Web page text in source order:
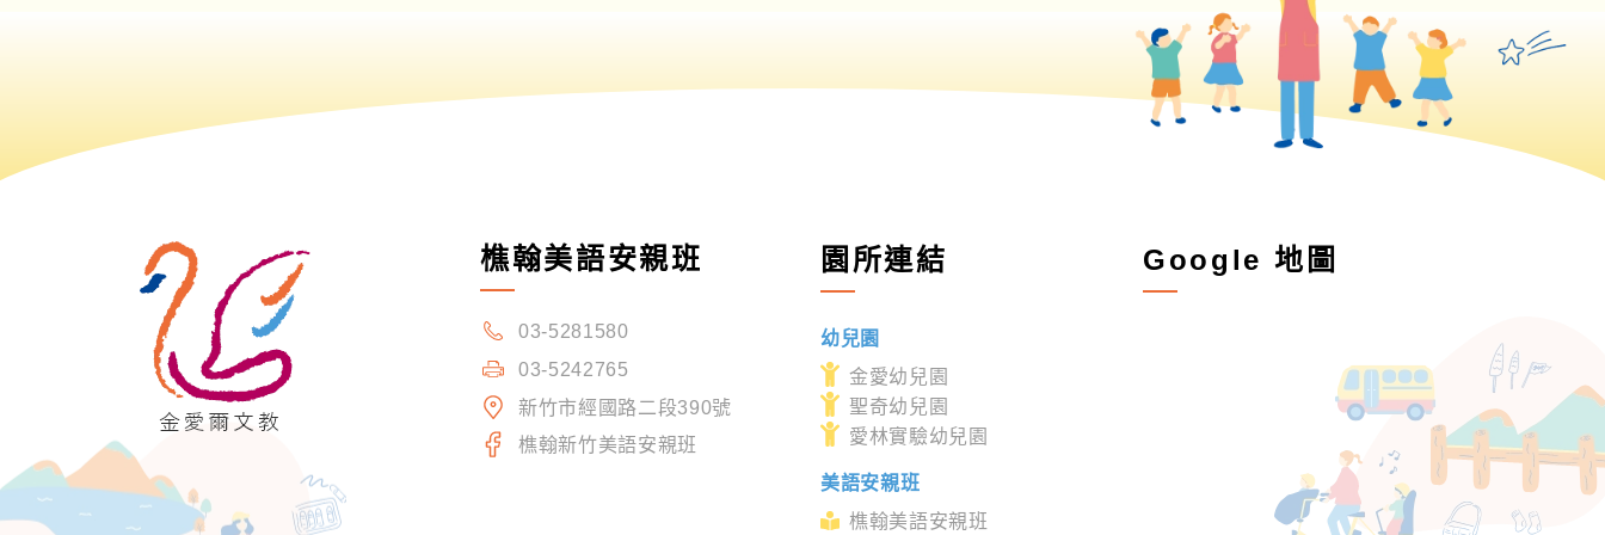
樵翰美語安親班
03-5281580
03-5242765
新竹市經國路二段390號
樵翰新竹美語安親班
園所連結
幼兒園
金愛幼兒園
聖奇幼兒園
愛林實驗幼兒園
美語安親班
樵翰美語安親班
Google 地圖